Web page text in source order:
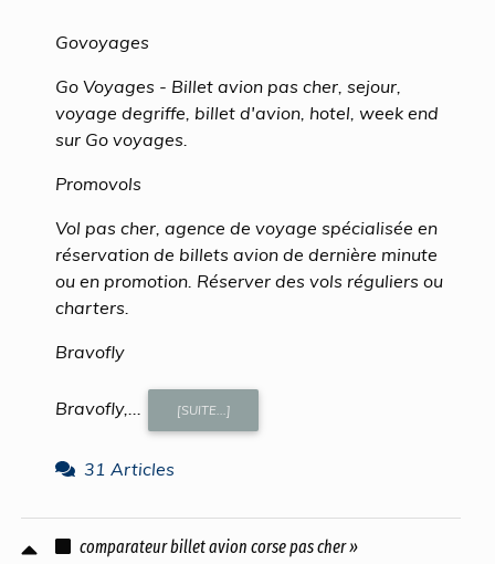
Govoyages
Go Voyages - Billet avion pas cher, sejour,
voyage degriffe, billet d'avion, hotel, week end
sur Go voyages.
Promovols
Vol pas cher, agence de voyage spécialisée en
réservation de billets avion de dernière minute
ou en promotion. Réserver des vols réguliers ou
charters.
Bravofly
Bravofly,... [SUITE...]
31 Articles
comparateur billet avion corse pas cher »